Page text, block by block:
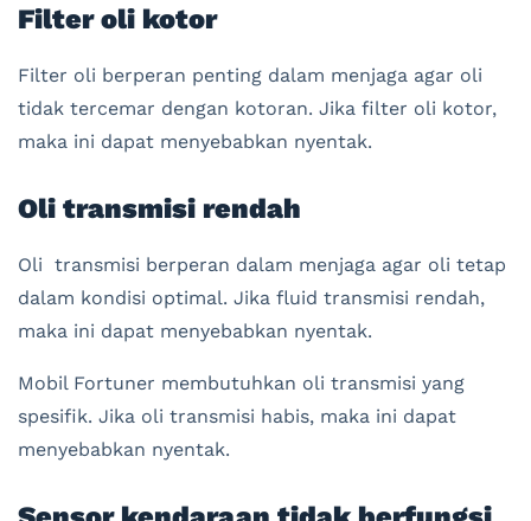
Filter oli kotor
Filter oli berperan penting dalam menjaga agar oli
tidak tercemar dengan kotoran. Jika filter oli kotor,
maka ini dapat menyebabkan nyentak.
Oli transmisi rendah
Oli transmisi berperan dalam menjaga agar oli tetap
dalam kondisi optimal. Jika fluid transmisi rendah,
maka ini dapat menyebabkan nyentak.
Mobil Fortuner membutuhkan oli transmisi yang
spesifik. Jika oli transmisi habis, maka ini dapat
menyebabkan nyentak.